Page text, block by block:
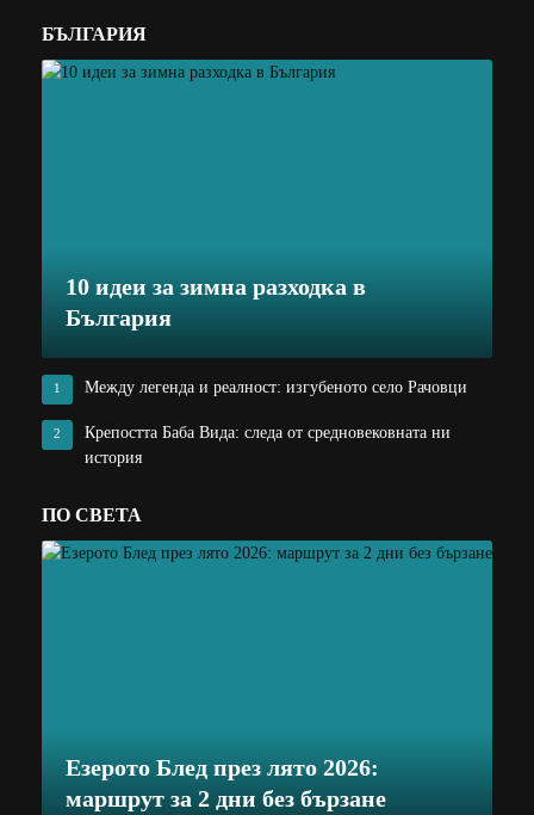
БЪЛГАРИЯ
10 идеи за зимна разходка в
България
1 Между легенда и реалност: изгубеното село Рачовци
2
Крепостта Баба Вида: следа от средновековната ни
история
ПО СВЕТА
Езерото Блед през лято 2026:
маршрут за 2 дни без бързане